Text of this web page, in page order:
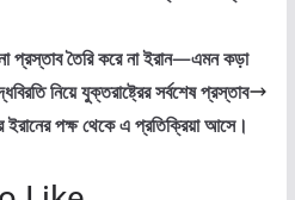
প্রস্তাব তৈরি করে না ইরান—এমন কড়া
নিয়ে যুক্তরাষ্ট্রের সর্বশেষ প্রস্তাব
ইরানের পক্ষ থেকে এ প্রতিক্রিয়া আসে।